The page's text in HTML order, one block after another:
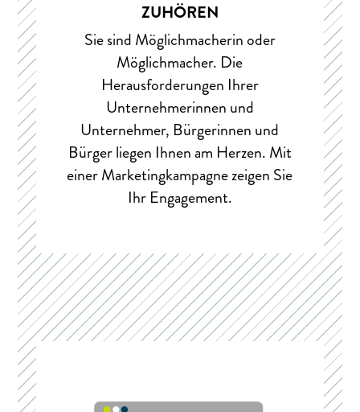
ZUHÖREN
Sie sind Möglichmacherin oder
Möglichmacher. Die
Herausforderungen Ihrer
Unternehmerinnen und
Unternehmer, Bürgerinnen und
Bürger liegen Ihnen am Herzen. Mit
einer Marketingkampagne zeigen Sie
Ihr Engagement.